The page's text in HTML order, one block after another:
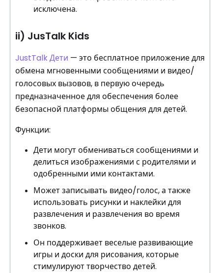
исключена.
ii) JusTalk Kids
JustTalk Дети — это бесплатное приложение для
обмена мгновенными сообщениями и видео/
голосовых вызовов, в первую очередь
предназначенное для обеспечения более
безопасной платформы общения для детей.
Функции:
Дети могут обмениваться сообщениями и
делиться изображениями с родителями и
одобренными ими контактами.
Может записывать видео/голос, а также
использовать рисунки и наклейки для
развлечения и развлечения во время
звонков.
Он поддерживает веселые развивающие
игры и доски для рисования, которые
стимулируют творчество детей.